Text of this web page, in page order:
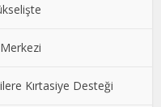
Kırtasiye Desteği